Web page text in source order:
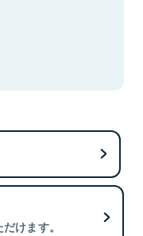
けます。